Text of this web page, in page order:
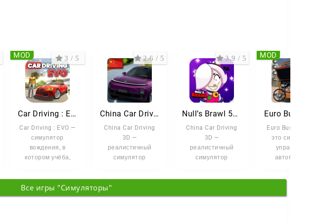
Car Driving : EVO
Car Driving : EVO —
симулятор
вождения, в
котором учёба,
исследование
3 / 5
MOD
China Car Driving 3D
China Car Driving
3D —
реалистичный
симулятор
автомобилей.
Сядьте за руль
2.6 / 5
Null’s Brawl 59.197 с Базз Лайтером, Олли и Мипл
China Car Driving
3D —
реалистичный
симулятор
Сядьте за руль
3.9 / 5
Euro Bus Driving —
это симулятор
управления
автобусом, в
MOD
Все игры "Симуляторы"